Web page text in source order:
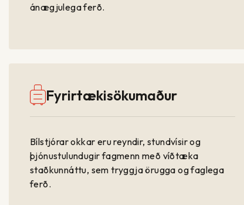
ánægjulega ferð.
Fyrirtækisökumaður
Bílstjórar okkar eru reyndir, stundvísir og
þjónustulundugir fagmenn með víðtæka
staðkunnáttu, sem tryggja örugga og faglega
ferð.